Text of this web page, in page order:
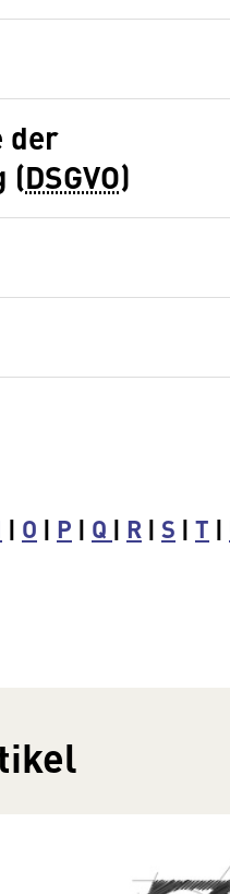
der
(DSGVO)
| O | P | Q | R | S | T |